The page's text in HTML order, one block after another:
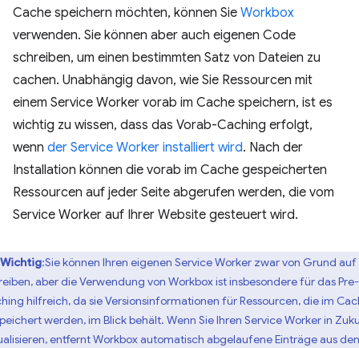
Cache speichern möchten, können Sie Workbox
verwenden. Sie können aber auch eigenen Code
schreiben, um einen bestimmten Satz von Dateien zu
cachen. Unabhängig davon, wie Sie Ressourcen mit
einem Service Worker vorab im Cache speichern, ist es
wichtig zu wissen, dass das Vorab-Caching erfolgt,
wenn der Service Worker installiert wird. Nach der
Installation können die vorab im Cache gespeicherten
Ressourcen auf jeder Seite abgerufen werden, die vom
Service Worker auf Ihrer Website gesteuert wird.
Wichtig:Sie können Ihren eigenen Service Worker zwar von Grund auf
aber die Verwendung von Workbox ist insbesondere für das Pre-
hilfreich, da sie Versionsinformationen für Ressourcen, die im
werden, im Blick behält. Wenn Sie Ihren Service Worker in
entfernt Workbox automatisch abgelaufene Einträge aus